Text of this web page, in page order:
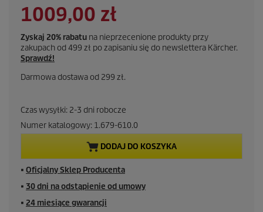
1009,00 zł
Zyskaj 20% rabatu na nieprzecenione produkty przy
zakupach od 499 zł po zapisaniu się do newslettera Kärcher.
Sprawdź!
Darmowa dostawa od 299 zł.
Czas wysyłki: 2-3 dni robocze
Numer katalogowy: 1.679-610.0
DODAJ DO KOSZYKA
■ Oficjalny Sklep Producenta
■ 30 dni na odstąpienie od umowy
■ 24 miesiące gwarancji